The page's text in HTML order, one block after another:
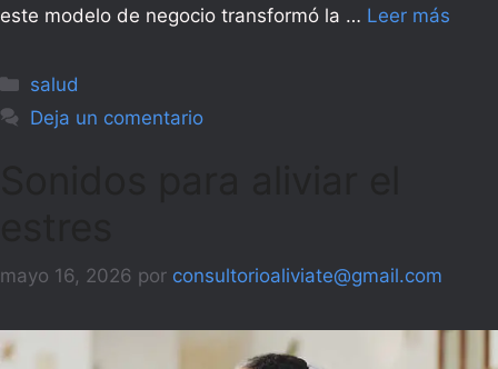
este modelo de negocio transformó la … Leer más
Categorías
salud
Deja un comentario
mayo 16, 2026 por consultorioaliviate@gmail.com